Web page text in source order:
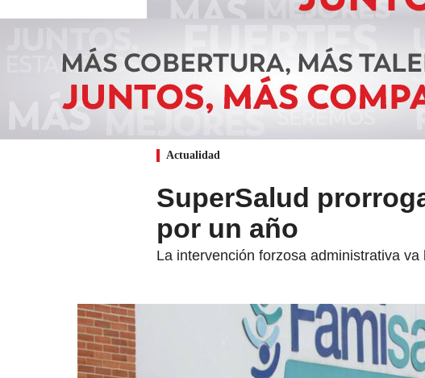
Actualidad
SuperSalud
por un año
La intervención forzosa administrativa